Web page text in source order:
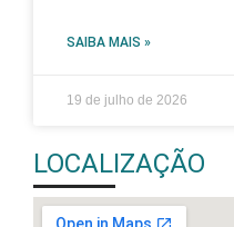
SAIBA MAIS »
19 de julho de 2026
LOCALIZAÇÃO